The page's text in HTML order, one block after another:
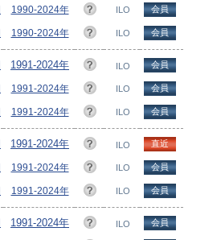
1990-2024年 ILO 会員
1990-2024年 ILO 会員
1991-2024年 ILO 会員
1991-2024年 ILO 会員
1991-2024年 ILO 会員
1991-2024年 ILO 直近
1991-2024年 ILO 会員
1991-2024年 ILO 会員
1991-2024年 ILO 会員